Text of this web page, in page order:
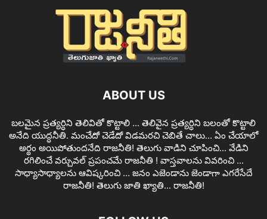
ABOUT US
బలమైన ప్రత్యర్ధిని తెలివితో కొట్టాలి ... తెలివైన ప్రత్యర్ధిని బలంతో కొట్టాలి
అనేది యుద్ధనీతి. మంచేదో చెడేదో విడమరచి చెబితే చాలు... ఏం చేయాలో
అర్థం అయిపోతుందనేది రాజనీతి! తెలుగు వాడిని చూపించి... వేడిని
రగిలించే వర్చువల్ ప్రపంచమే రాజనీతి ! వాస్తవాలను వివరించి ...
సాధ్యాసాధ్యాలను ఆవిష్కరించి ... జనం ఎజెండాను జెండాగా ఎగరేసేదే
రాజనీతి! తెలుగు జాతి ఖ్యాతి... రాజనీతి!